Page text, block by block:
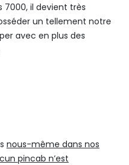
il devient très
un tellement notre
avec en plus des
nous-même dans nos
pincab n’est